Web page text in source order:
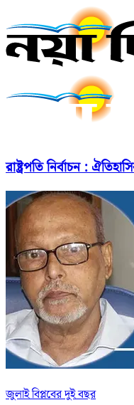
রাষ্ট্রপতি নির্বাচন :
জুলাই বিপ্লবের দুই বছর